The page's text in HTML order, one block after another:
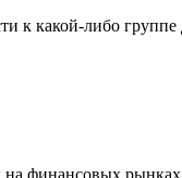
к какой-либо